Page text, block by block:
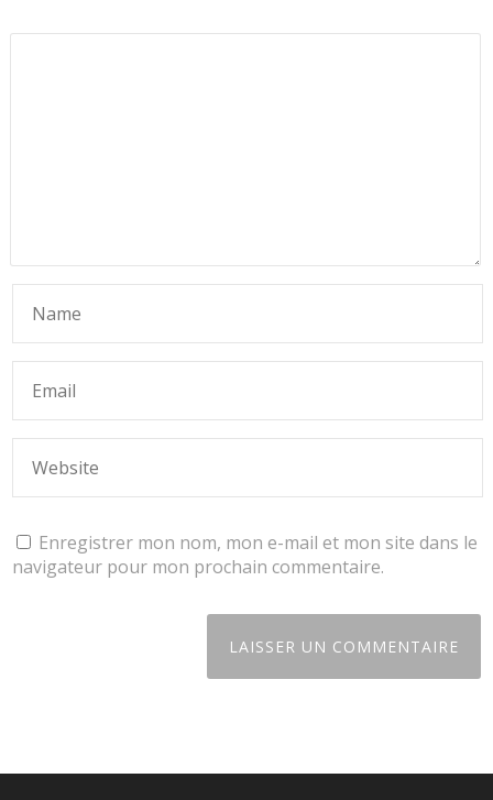
Enregistrer mon nom, mon e-mail et mon site dans le
navigateur pour mon prochain commentaire.